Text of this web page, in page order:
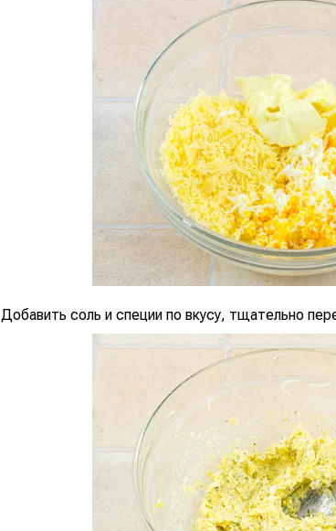
Добавить соль и специи по вкусу, тщательно